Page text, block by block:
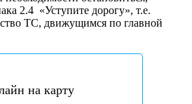
2.4 «Уступите дорогу», т.е.
ТС, движущимся по главной
на карту